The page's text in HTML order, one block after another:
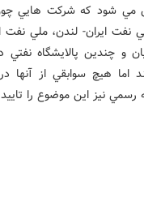
شود که شرکت هايي چون
نفت ايران- لندن، ملي نفت
و چندين پالايشگاه نفتي
اما هيچ سوابقي از آنها
نيز اين موضوع را